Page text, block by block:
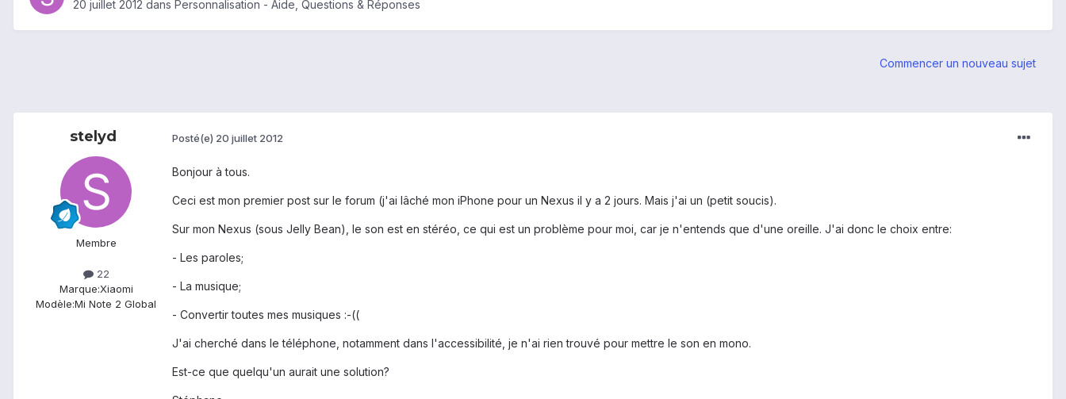
20 juillet 2012 dans Personnalisation - Aide, Questions & Réponses
Commencer un nouveau sujet
stelyd
Membre
22
Marque:Xiaomi
Modèle:Mi Note 2 Global
Posté(e) 20 juillet 2012
Bonjour à tous.
Ceci est mon premier post sur le forum (j'ai lâché mon iPhone pour un Nexus il y a 2 jours. Mais j'ai un (petit soucis).
Sur mon Nexus (sous Jelly Bean), le son est en stéréo, ce qui est un problème pour moi, car je n'entends que d'une oreille. J'ai donc le choix entre:
- Les paroles;
- La musique;
- Convertir toutes mes musiques :-((
J'ai cherché dans le téléphone, notamment dans l'accessibilité, je n'ai rien trouvé pour mettre le son en mono.
Est-ce que quelqu'un aurait une solution?